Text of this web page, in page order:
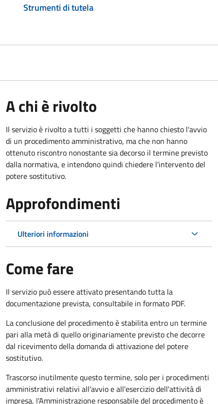
Strumenti di tutela
A chi è rivolto
Il servizio è rivolto a tutti i soggetti che hanno chiesto l'avvio
di un procedimento amministrativo, ma che non hanno
ottenuto riscontro nonostante sia decorso il termine previsto
dalla normativa, e intendono quindi chiedere l'intervento del
potere sostitutivo.
Approfondimenti
Ulteriori informazioni
Come fare
Il servizio può essere attivato presentando tutta la
documentazione prevista, consultabile in formato PDF.
La conclusione del procedimento è stabilita entro un termine
pari alla metà di quello originariamente previsto che decorre
dal ricevimento della domanda di attivazione del potere
sostitutivo.
Trascorso inutilmente questo termine, solo per i procedimenti
amministrativi relativi all'avvio e all'esercizio dell'attività di
impresa, l'Amministrazione responsabile del procedimento è